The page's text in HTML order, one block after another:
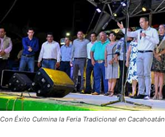
Con Éxito Culmina la Feria Tradicional en Cacahoatán